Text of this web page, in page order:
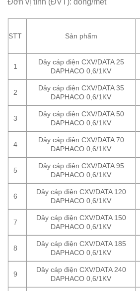
STT Sản phẩm
1
Dây cáp điện CXV/DATA 25
DAPHACO 0,6/1KV
2
Dây cáp điện CXV/DATA 35
DAPHACO 0,6/1KV
3
Dây cáp điện CXV/DATA 50
DAPHACO 0,6/1KV
4
Dây cáp điện CXV/DATA 70
DAPHACO 0,6/1KV
5
Dây cáp điện CXV/DATA 95
DAPHACO 0,6/1KV
6
Dây cáp điện CXV/DATA 120
DAPHACO 0,6/1KV
7
Dây cáp điện CXV/DATA 150
DAPHACO 0,6/1KV
8
Dây cáp điện CXV/DATA 185
DAPHACO 0,6/1KV
9
Dây cáp điện CXV/DATA 240
DAPHACO 0,6/1KV